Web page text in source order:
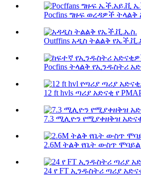
Pocfins ግዙፍ ወረዳዎች
Outffins አዲስ ትልልቅ
Pocfins ትላልቅ የኢንዱስትሪ
12 ft hvls ጣሪያ አድናቂ የ
7.3 ሚሊዮን የሚያቀዘቅዝ
2.6M ትልቅ የቤት ውስጥ
24 የ FT ኢንዱስትሪ ጣሪያ